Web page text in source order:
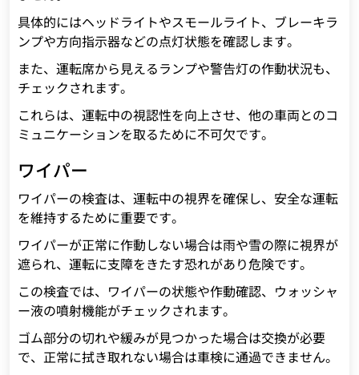
具体的にはヘッドライトやスモールライト、ブレーキラ
ンプや方向指示器などの点灯状態を確認します。
また、運転席から見えるランプや警告灯の作動状況も、
チェックされます。
これらは、運転中の視認性を向上させ、他の車両とのコ
ミュニケーションを取るために不可欠です。
ワイパー
ワイパーの検査は、運転中の視界を確保し、安全な運転
を維持するために重要です。
ワイパーが正常に作動しない場合は雨や雪の際に視界が
遮られ、運転に支障をきたす恐れがあり危険です。
この検査では、ワイパーの状態や作動確認、ウォッシャ
ー液の噴射機能がチェックされます。
ゴム部分の切れや緩みが見つかった場合は交換が必要
で、正常に拭き取れない場合は車検に通過できません。